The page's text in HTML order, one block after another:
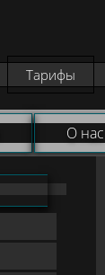
Тарифы
О нас